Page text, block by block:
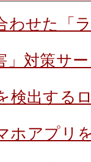
わせた「
対策サ
検出する
ホアプリ